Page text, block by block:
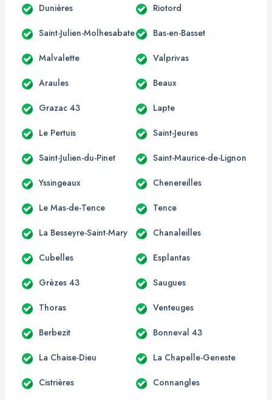
Dunières Riotord
Saint-Julien-Molhesabate Bas-en-Basset
Malvalette Valprivas
Araules Beaux
Grazac 43 Lapte
Le Pertuis Saint-Jeures
Saint-Julien-du-Pinet Saint-Maurice-de-Lignon
Yssingeaux Chenereilles
Le Mas-de-Tence Tence
La Besseyre-Saint-Mary Chanaleilles
Cubelles Esplantas
Grèzes 43 Saugues
Thoras Venteuges
Berbezit Bonneval 43
La Chaise-Dieu La Chapelle-Geneste
Cistrières Connangles